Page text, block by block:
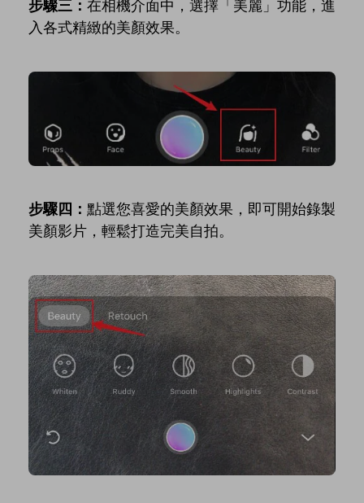
步驟三： 在相機介面中，選擇「美麗」功能，進
入各式精緻的美顏效果。
步驟四： 點選您喜愛的美顏效果，即可開始錄製
美顏影片，輕鬆打造完美自拍。